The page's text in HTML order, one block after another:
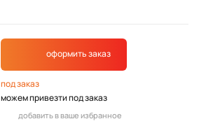
оформить заказ
под заказ
можем привезти под заказ
добавить в ваше избранное